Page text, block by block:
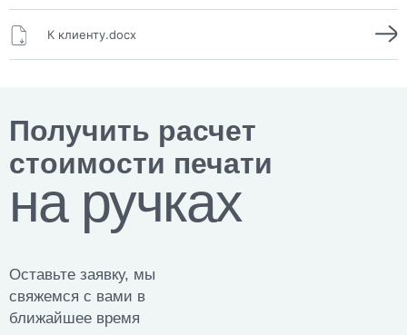
К клиенту.docx
Получить расчет
стоимости печати
на ручках
Оставьте заявку, мы
свяжемся с вами в
ближайшее время